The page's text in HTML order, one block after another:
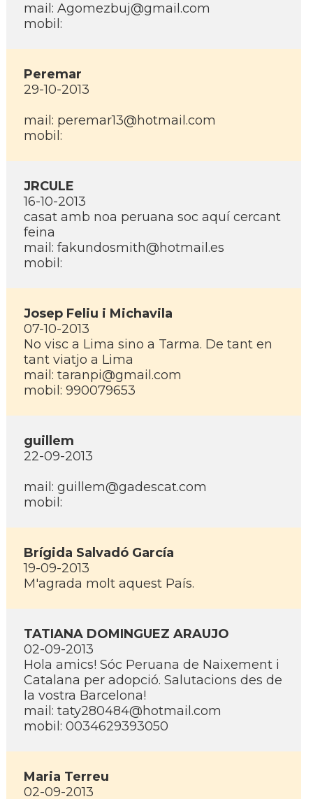
mail: Agomezbuj@gmail.com
mobil:
Peremar
29-10-2013
mail: peremar13@hotmail.com
mobil:
JRCULE
16-10-2013
casat amb noa peruana soc aquí­ cercant
feina
mail: fakundosmith@hotmail.es
mobil:
Josep Feliu i Michavila
07-10-2013
No visc a Lima sino a Tarma. De tant en
tant viatjo a Lima
mail: taranpi@gmail.com
mobil: 990079653
guillem
22-09-2013
mail: guillem@gadescat.com
mobil:
Brí­gida Salvadó Garcí­a
19-09-2013
M'agrada molt aquest Paí­s.
TATIANA DOMINGUEZ ARAUJO
02-09-2013
Hola amics! Sóc Peruana de Naixement i
Catalana per adopció. Salutacions des de
la vostra Barcelona!
mail: taty280484@hotmail.com
mobil: 0034629393050
Maria Terreu
02-09-2013